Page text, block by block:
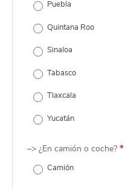
Puebla
Quintana Roo
Sinaloa
Tabasco
Tlaxcala
Yucatán
–> ¿En camión o coche? *
Camión